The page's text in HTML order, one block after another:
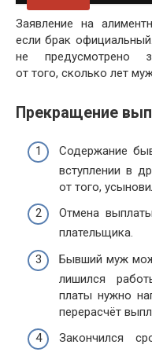
Заявление на
если брак
не предусмотрено
от того, сколько лет
Прекращение
Содержание
вступлении в
от того,
Отмена
плательщика.
Бывший муж
лишился
платы нужно
перерасчёт
Закончился